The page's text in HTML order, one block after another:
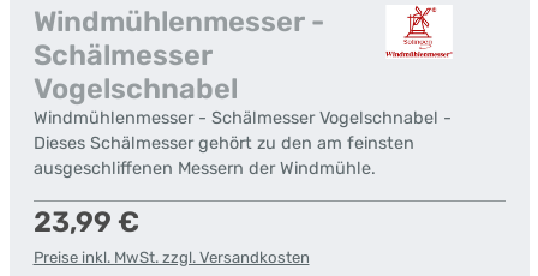
Windmühlenmesser -
Schälmesser
Vogelschnabel
Windmühlenmesser - Schälmesser Vogelschnabel -
Dieses Schälmesser gehört zu den am feinsten
ausgeschliffenen Messern der Windmühle.
Regulärer Preis:
23,99 €
Preise inkl. MwSt. zzgl. Versandkosten